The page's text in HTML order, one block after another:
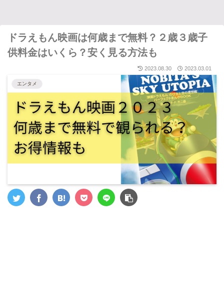
ドラえもん映画は何歳まで無料？２歳３歳子
供料金はいくら？安く見る方法も
2023.08.30 2023.03.01
エンタメ